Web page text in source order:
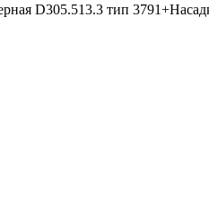
D305.513.3 тип